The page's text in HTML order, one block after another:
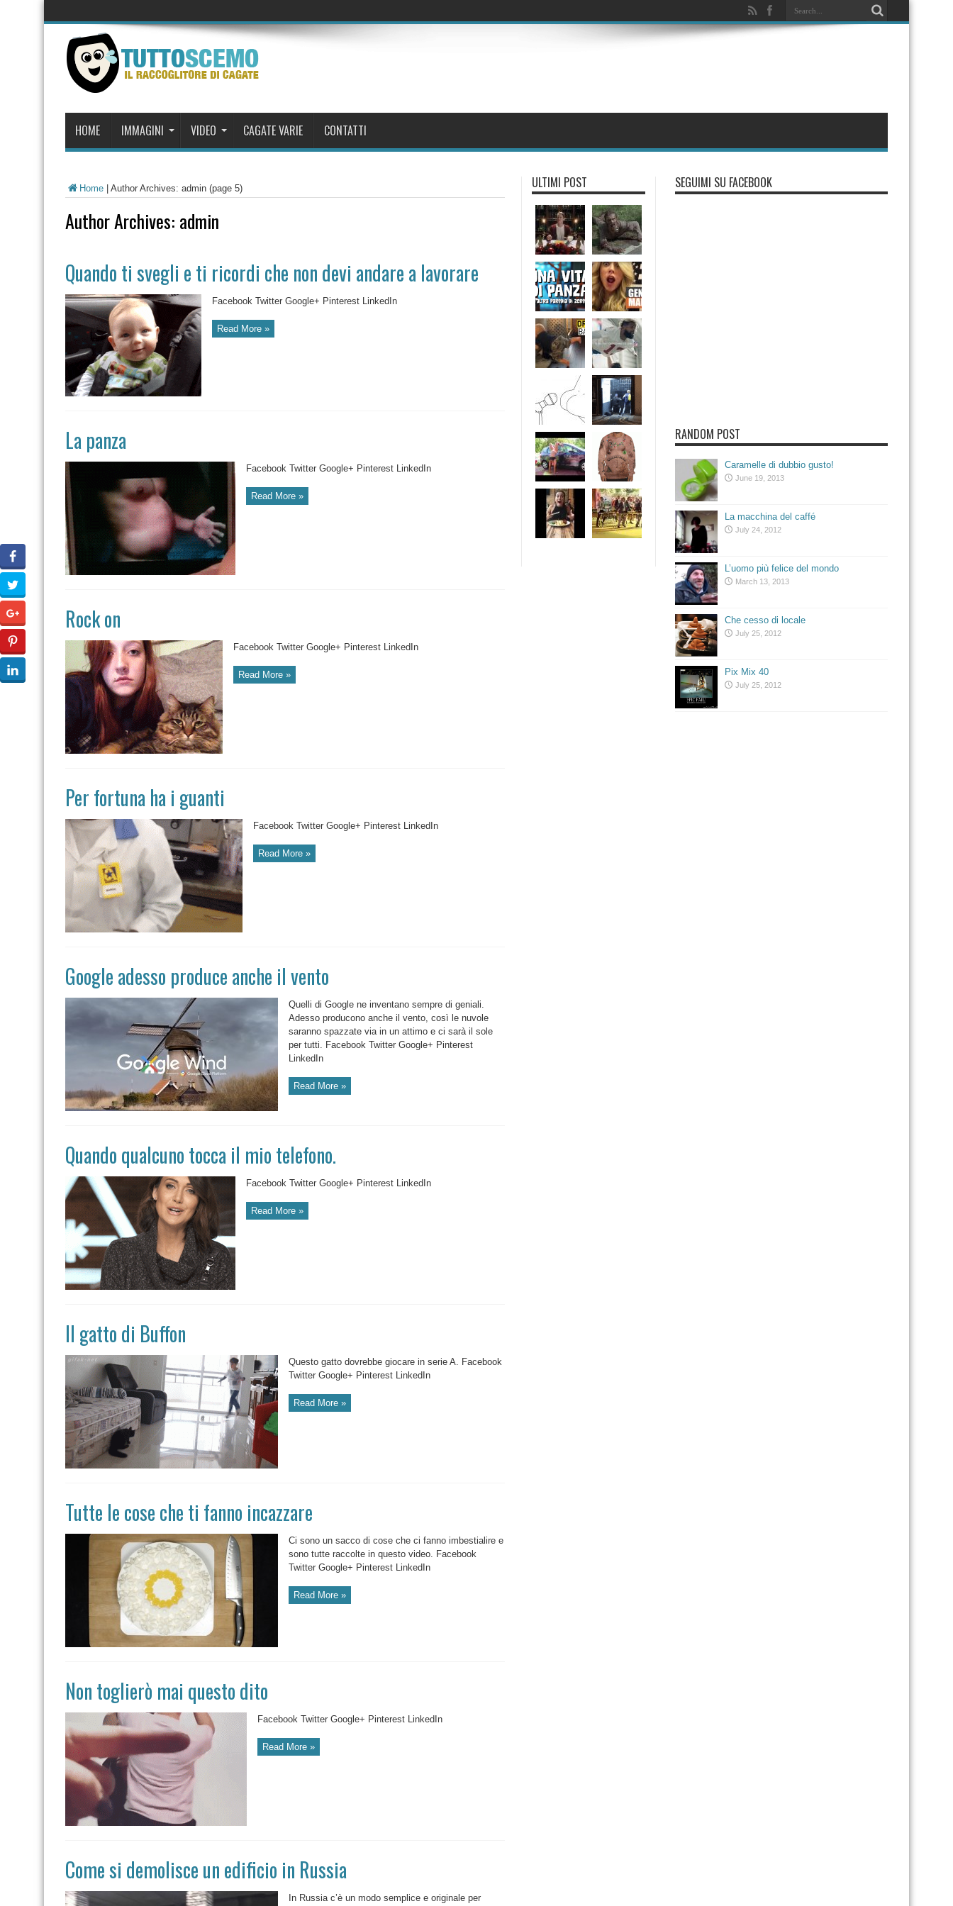
HOME IMMAGINI VIDEO CAGATE VARIE CONTATTI
Home Author Archives: admin (page 5)
Author Archives: admin
Quando ti svegli e ti ricordi che non devi andare a lavorare
Facebook Twitter Google+ Pinterest LinkedIn
Read More »
La panza
Facebook Twitter Google+ Pinterest LinkedIn
Read More »
Rock on
Facebook Twitter Google+ Pinterest LinkedIn
Read More »
Per fortuna ha i guanti
Facebook Twitter Google+ Pinterest LinkedIn
Read More »
Google adesso produce anche il vento
Quelli di Google ne inventano sempre di geniali.
Adesso producono anche il vento, così le nuvole
saranno spazzate via in un attimo e ci sarà il sole
per tutti. Facebook Twitter Google+ Pinterest
LinkedIn
Read More »
Quando qualcuno tocca il mio telefono.
Facebook Twitter Google+ Pinterest LinkedIn
Read More »
Il gatto di Buffon
Questo gatto dovrebbe giocare in serie A. Facebook
Twitter Google+ Pinterest LinkedIn
Read More »
Tutte le cose che ti fanno incazzare
Ci sono un sacco di cose che ci fanno imbestialire e
sono tutte raccolte in questo video. Facebook
Twitter Google+ Pinterest LinkedIn
Read More »
Non toglierò mai questo dito
Facebook Twitter Google+ Pinterest LinkedIn
Read More »
Come si demolisce un edificio in Russia
In Russia c’è un modo semplice e originale per
ULTIMI POST SEGUIMI SU FACEBOOK
RANDOM POST
Caramelle di dubbio gusto!
June 19, 2013
La macchina del caffé
July 24, 2012
L’uomo più felice del mondo
March 13, 2013
Che cesso di locale
July 25, 2012
Pix Mix 40
July 25, 2012